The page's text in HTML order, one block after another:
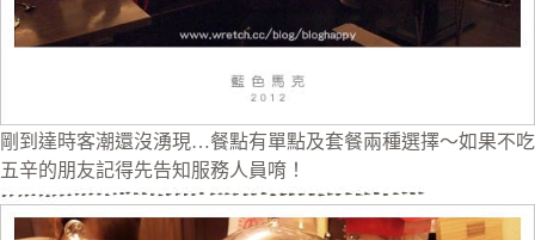
剛到達時客潮還沒湧現…餐點有單點及套餐兩種選擇～如果不吃
五辛的朋友記得先告知服務人員唷！